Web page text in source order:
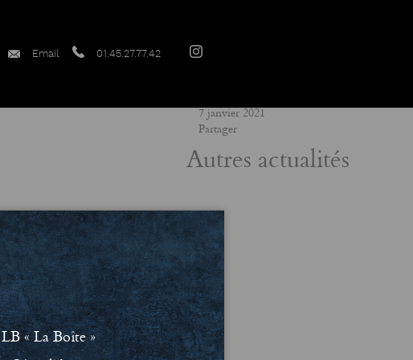
Email 01.45.27.77.42
7 janvier 2021
Partager
Autres actualités
LB « La Boîte »